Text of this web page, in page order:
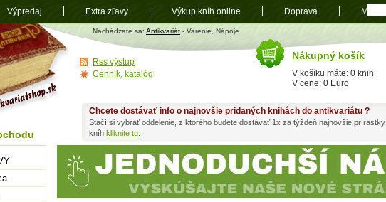
Antikvariát
shop.sk
Nachádzate sa: Antikvariát - Varenie, Nápoje
Chcete dostávať info o najnovšie pridaných knihách do antikvariátu ?
Stačí si vybrať oddelenie, z ktorého budete dostávať 1x za týždeň najnovšie prírastky
kníh kliknite tu.
Nákupný košík
V košíku máte: 0 knih
V cene: 0 Euro
Rss výstup
Cenník, katalóg
Výpredaj Extra zľavy Výkup kníh online Doprava Mapa